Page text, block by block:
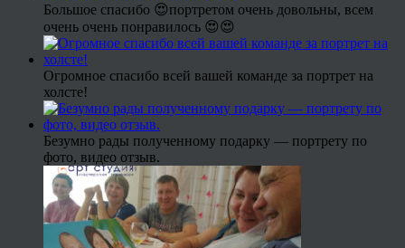
Большое спасибо 😍портретом очень довольны, всем
очень очень понравилось 😍😍
Огромное спасибо всей вашей команде за портрет на
холсте!
Безумно рады полученному подарку — портрету по
фото, видео отзыв.